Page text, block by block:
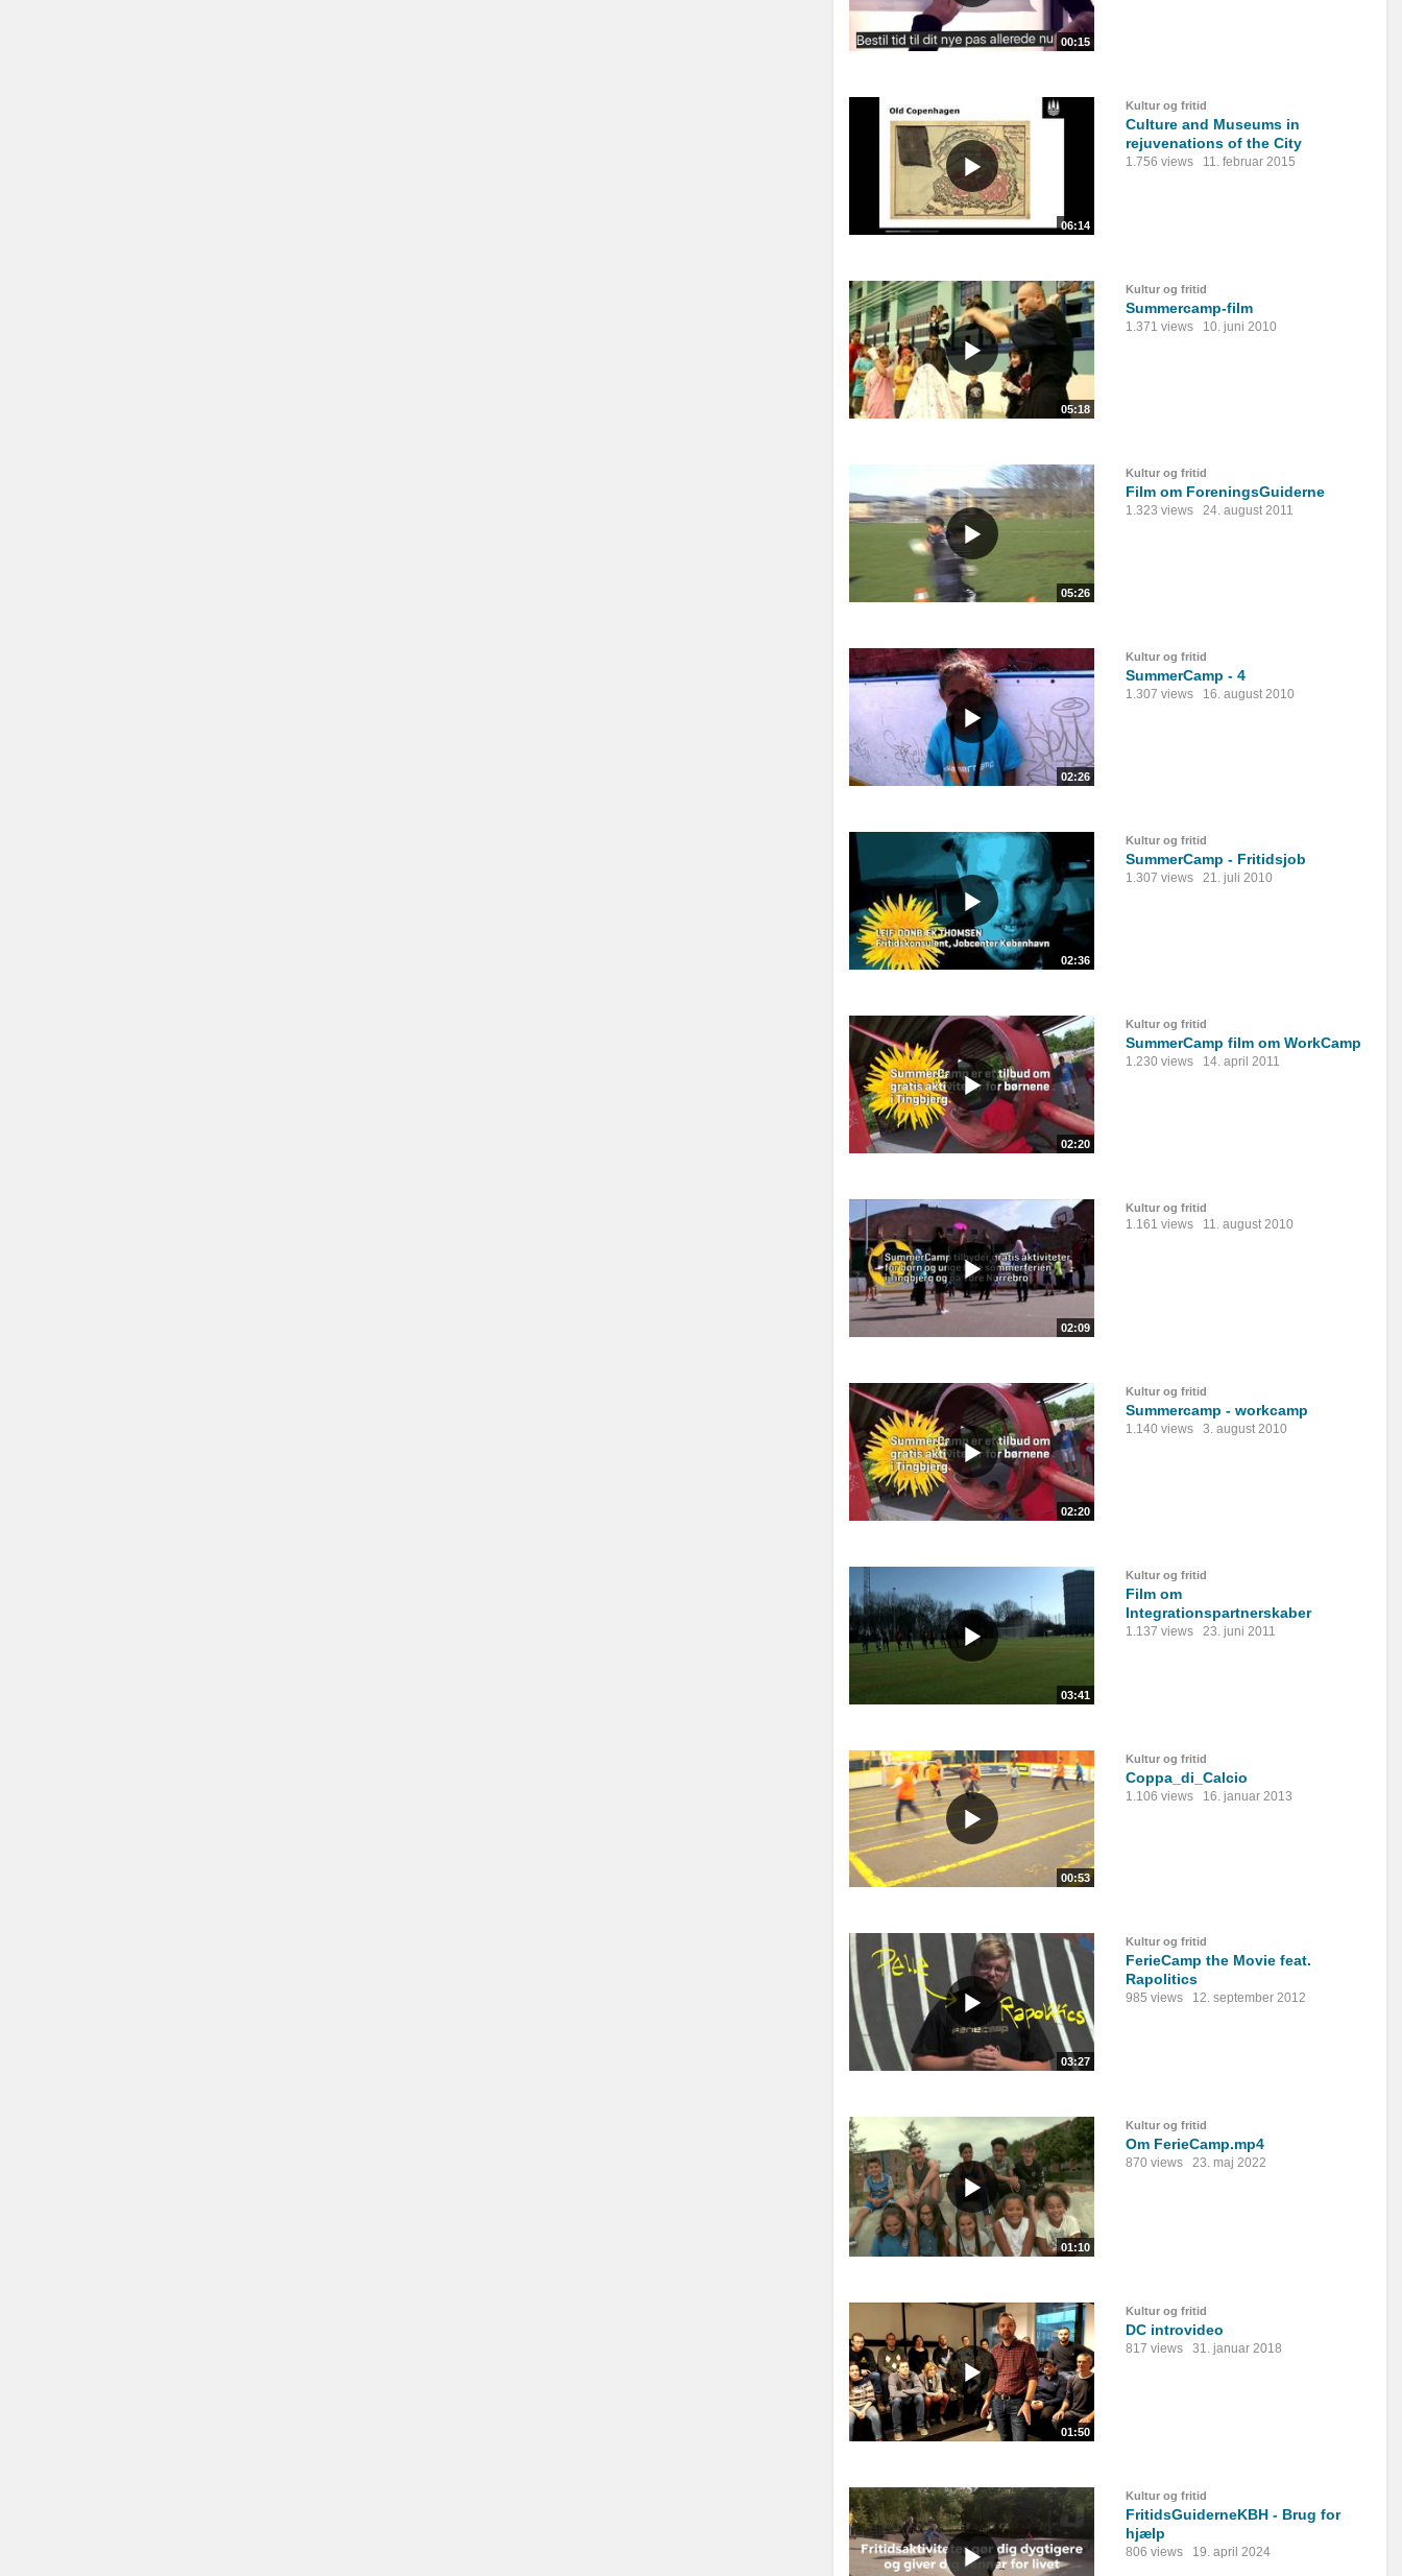
00:15
06:14
Kultur og fritid
Culture and Museums in
rejuvenations of the City
1.756 views 11. februar 2015
05:18
Kultur og fritid
Summercamp-film
1.371 views 10. juni 2010
05:26
Kultur og fritid
Film om ForeningsGuiderne
1.323 views 24. august 2011
02:26
Kultur og fritid
SummerCamp - 4
1.307 views 16. august 2010
02:36
Kultur og fritid
SummerCamp - Fritidsjob
1.307 views 21. juli 2010
02:20
Kultur og fritid
SummerCamp film om WorkCamp
1.230 views 14. april 2011
02:09
Kultur og fritid
1.161 views 11. august 2010
02:20
Kultur og fritid
Summercamp - workcamp
1.140 views 3. august 2010
03:41
Kultur og fritid
Film om
Integrationspartnerskaber
1.137 views 23. juni 2011
00:53
Kultur og fritid
Coppa_di_Calcio
1.106 views 16. januar 2013
03:27
Kultur og fritid
FerieCamp the Movie feat.
Rapolitics
985 views 12. september 2012
01:10
Kultur og fritid
Om FerieCamp.mp4
870 views 23. maj 2022
01:50
Kultur og fritid
DC introvideo
817 views 31. januar 2018
Kultur og fritid
FritidsGuiderneKBH - Brug for
hjælp
806 views 19. april 2024